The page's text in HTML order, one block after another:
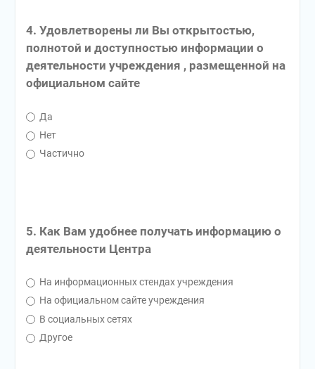
4. Удовлетворены ли Вы открытостью,
полнотой и доступностью информации о
деятельности учреждения , размещенной на
официальном сайте
Да
Нет
Частично
5. Как Вам удобнее получать информацию о
деятельности Центра
На информационных стендах учреждения
На официальном сайте учреждения
В социальных сетях
Другое